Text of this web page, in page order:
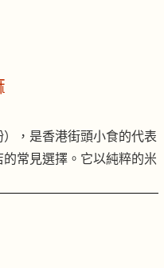
，是香港街頭小食的代表
常見選擇。它以純粹的米